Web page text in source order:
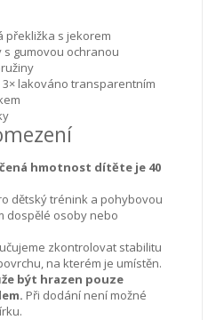
překližka s jekorem
s gumovou ochranou
3× lakováno transparentním
hmotnost dítěte je 40
dětský trénink a pohybovou
dospělé osoby nebo
zkontrolovat stabilitu
na kterém je umístěn.
být hrazen pouze
Při dodání není možné